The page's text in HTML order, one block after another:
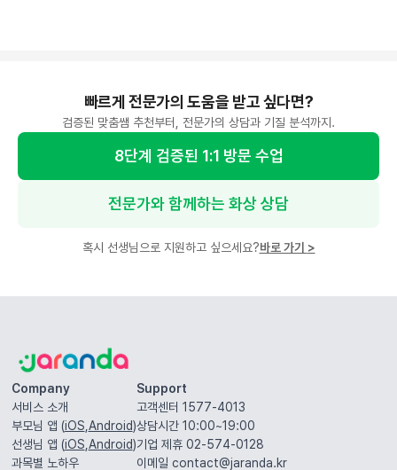
빠르게 전문가의 도움을 받고 싶다면?
검증된 맞춤쌤 추천부터, 전문가의 상담과 기질 분석까지.
8단계 검증된 1:1 방문 수업
전문가와 함께하는 화상 상담
혹시 선생님으로 지원하고 싶으세요?바로 가기 >
Company
서비스 소개
부모님 앱 (iOS Android)
선생님 앱 (iOS Android)
과목별 노하우
Support
고객센터 1577-4013
상담시간 10:00~19:00
기업 제휴 02-574-0128
이메일 contact@jaranda.kr